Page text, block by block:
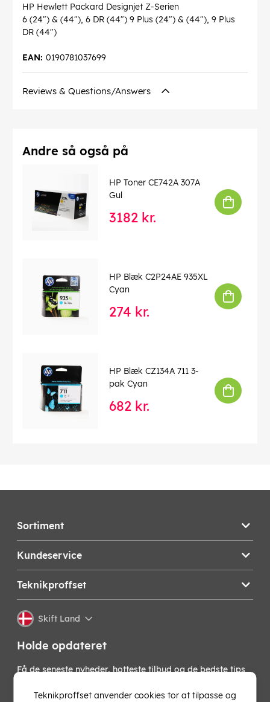
HP Hewlett Packard Designjet Z-Serien
6 (24") & (44"), 6 DR (44") 9 Plus (24") & (44"), 9 Plus
DR (44")
0190781037699
EAN:
Reviews & Questions/Answers
Andre så også på
HP Toner CE742A 307A
Gul
3182 kr.
HP Blæk C2P24AE 935XL
Cyan
274 kr.
HP Blæk CZ134A 711 3-
pak Cyan
682 kr.
Sortiment
Kundeservice
Teknikproffset
Skift Land
Holde opdateret
Få de seneste nyheder, hotteste tilbud og de bedste tips
nyhedsbrev!
Teknikproffset anvender cookies tor at tilpasse og